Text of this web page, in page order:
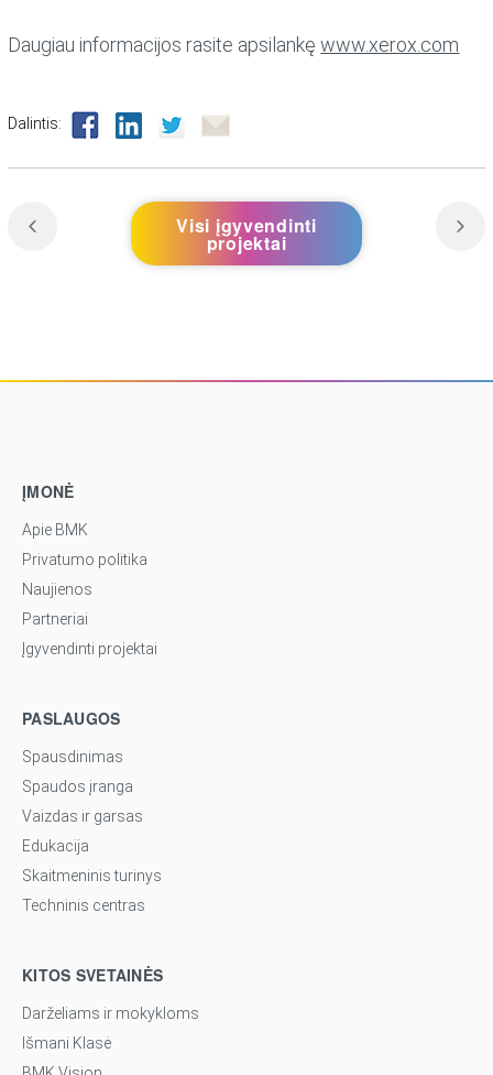
Daugiau informacijos rasite apsilankęwww.xerox.com
Dalintis:
Visi įgyvendinti
projektai
ĮMONĖ
Apie BMK
Privatumo politika
Naujienos
Partneriai
Įgyvendinti projektai
PASLAUGOS
Spausdinimas
Spaudos įranga
Vaizdas ir garsas
Edukacija
Skaitmeninis turinys
Techninis centras
KITOS SVETAINĖS
Darželiams ir mokykloms
Išmani Klasė